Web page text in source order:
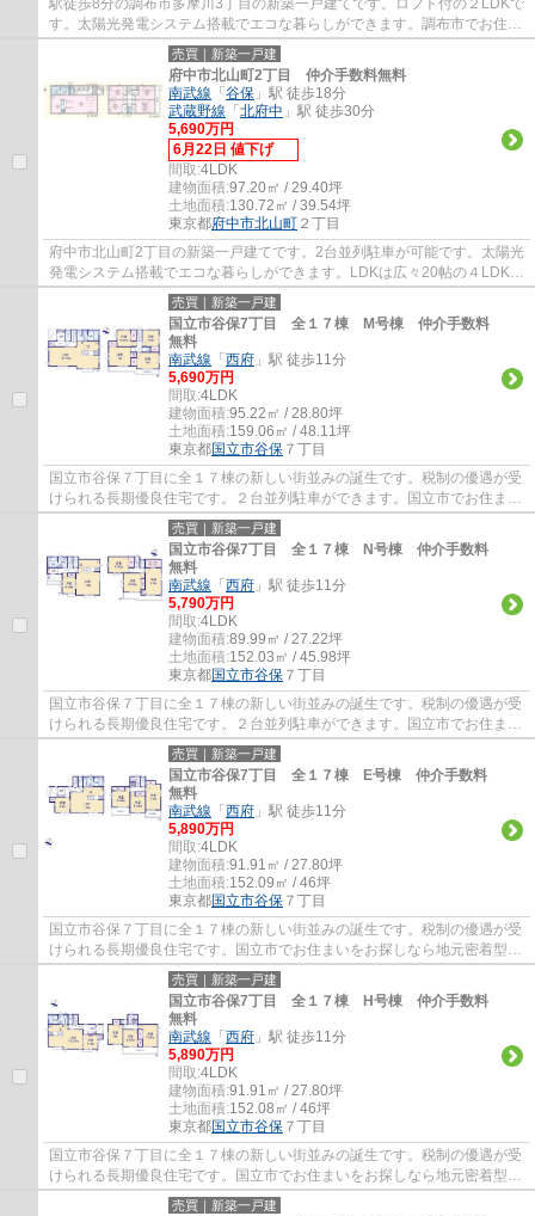
駅徒歩8分の調布市多摩川3丁目の新築一戸建てです。ロフト付の２LDKで
す。太陽光発電システム搭載でエコな暮らしができます。調布市でお住ま
いをお探しなら多摩地区に詳しいエージーホ...
売買｜新築一戸建
府中市北山町2丁目 仲介手数料無料
南武線 「 谷保 」駅 徒歩18分
武蔵野線 「 北府中 」駅 徒歩30分
5,690万円
6月22日 値下げ
間取:4LDK
建物面積:97.20㎡ / 29.40坪
土地面積:130.72㎡ / 39.54坪
東京都府中市北山町 ２丁目
府中市北山町2丁目の新築一戸建てです。2台並列駐車が可能です。太陽光
発電システム搭載でエコな暮らしができます。LDKは広々20帖の４LDKで
す。府中市でお住まいをお探しなら多摩地区...
売買｜新築一戸建
国立市谷保7丁目 全１７棟 M号棟 仲介手数料
無料
南武線 「 西府 」駅 徒歩11分
5,690万円
間取:4LDK
建物面積:95.22㎡ / 28.80坪
土地面積:159.06㎡ / 48.11坪
東京都国立市谷保 ７丁目
国立市谷保７丁目に全１７棟の新しい街並みの誕生です。税制の優遇が受
けられる長期優良住宅です。２台並列駐車ができます。国立市でお住まい
をお探しなら地元密着型のエージーホーム...
売買｜新築一戸建
国立市谷保7丁目 全１７棟 N号棟 仲介手数料
無料
南武線 「 西府 」駅 徒歩11分
5,790万円
間取:4LDK
建物面積:89.99㎡ / 27.22坪
土地面積:152.03㎡ / 45.98坪
東京都国立市谷保 ７丁目
国立市谷保７丁目に全１７棟の新しい街並みの誕生です。税制の優遇が受
けられる長期優良住宅です。２台並列駐車ができます。国立市でお住まい
をお探しなら地元密着型のエージーホーム...
売買｜新築一戸建
国立市谷保7丁目 全１７棟 E号棟 仲介手数料
無料
南武線 「 西府 」駅 徒歩11分
5,890万円
間取:4LDK
建物面積:91.91㎡ / 27.80坪
土地面積:152.09㎡ / 46坪
東京都国立市谷保 ７丁目
国立市谷保７丁目に全１７棟の新しい街並みの誕生です。税制の優遇が受
けられる長期優良住宅です。国立市でお住まいをお探しなら地元密着型の
エージーホームに是非お任せください。地...
売買｜新築一戸建
国立市谷保7丁目 全１７棟 H号棟 仲介手数料
無料
南武線 「 西府 」駅 徒歩11分
5,890万円
間取:4LDK
建物面積:91.91㎡ / 27.80坪
土地面積:152.08㎡ / 46坪
東京都国立市谷保 ７丁目
国立市谷保７丁目に全１７棟の新しい街並みの誕生です。税制の優遇が受
けられる長期優良住宅です。国立市でお住まいをお探しなら地元密着型の
エージーホームに是非お任せください。地...
売買｜新築一戸建